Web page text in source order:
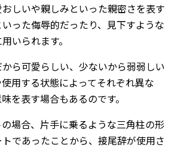
しいや親しみといった親密さを表す
った侮辱的だったり、見下すような
いられます。
ら可愛らしい、少ないから弱弱しい
用する状態によってそれぞれ異な
を表す場合もあるのです。
場合、片手に乗るような三角柱の形
であったことから、接尾辞が使用さ